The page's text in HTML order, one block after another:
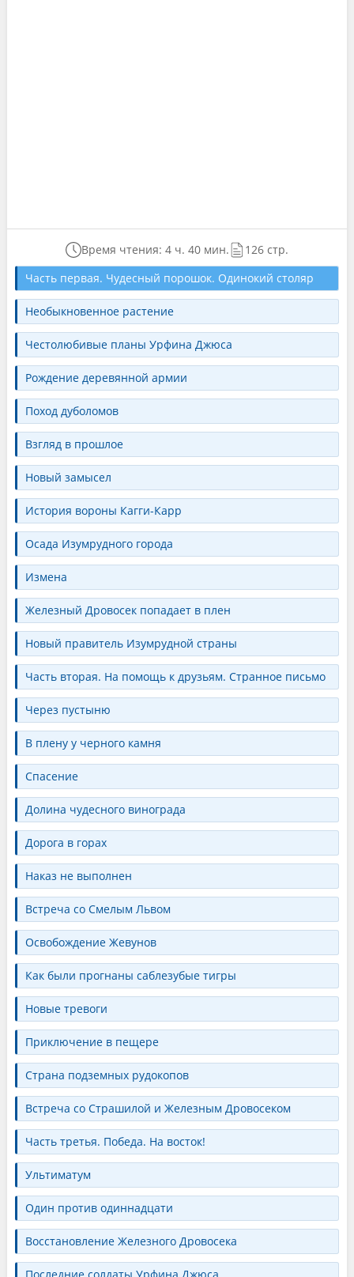
Время чтения: 4 ч. 40 мин.
126 стр.
Часть первая. Чудесный порошок. Одинокий столяр
Необыкновенное растение
Честолюбивые планы Урфина Джюса
Рождение деревянной армии
Поход дуболомов
Взгляд в прошлое
Новый замысел
История вороны Кагги-Карр
Осада Изумрудного города
Измена
Железный Дровосек попадает в плен
Новый правитель Изумрудной страны
Часть вторая. На помощь к друзьям. Странное письмо
Через пустыню
В плену у черного камня
Спасение
Долина чудесного винограда
Дорога в горах
Наказ не выполнен
Встреча со Смелым Львом
Освобождение Жевунов
Как были прогнаны саблезубые тигры
Новые тревоги
Приключение в пещере
Страна подземных рудокопов
Встреча со Страшилой и Железным Дровосеком
Часть третья. Победа. На восток!
Ультиматум
Один против одиннадцати
Восстановление Железного Дровосека
Последние солдаты Урфина Джюса